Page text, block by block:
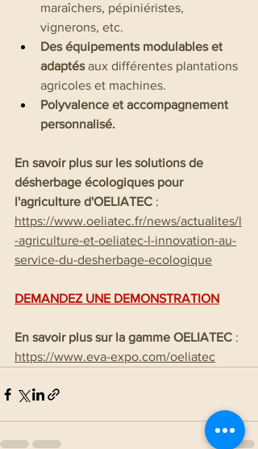
maraîchers, pépiniéristes,
vignerons, etc.
Des équipements modulables et
adaptés aux différentes plantations
agricoles et machines.
Polyvalence et accompagnement
personnalisé.
En savoir plus sur les solutions de
désherbage écologiques pour
l'agriculture d'OELIATEC :
https://www.oeliatec.fr/news/actualites/l
-agriculture-et-oeliatec-l-innovation-au-
service-du-desherbage-ecologique
DEMANDEZ UNE DEMONSTRATION
En savoir plus sur la gamme OELIATEC :
https://www.eva-expo.com/oeliatec